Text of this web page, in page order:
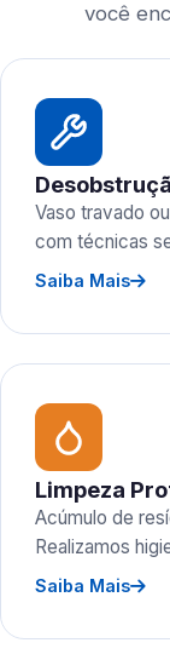
você
Vaso travado
com técnicas
Saiba Mais
Limpeza
Acúmulo de
Realizamos
Saiba Mais